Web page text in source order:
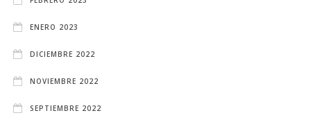
ENERO 2023
DICIEMBRE 2022
NOVIEMBRE 2022
SEPTIEMBRE 2022